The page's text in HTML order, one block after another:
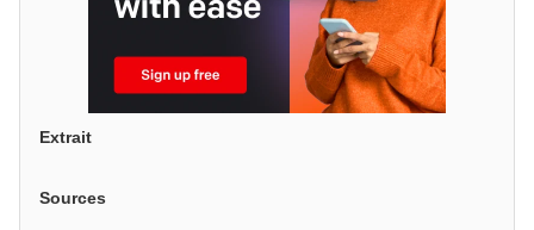
Extrait
Sources